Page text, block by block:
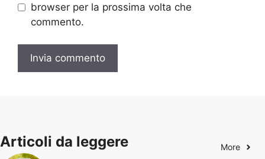
browser per la prossima volta che
commento.
Articoli da leggere More